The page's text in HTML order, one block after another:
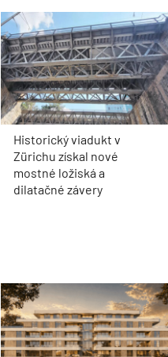
Historický viadukt v
Zürichu získal nové
mostné ložiská a
dilatačné závery